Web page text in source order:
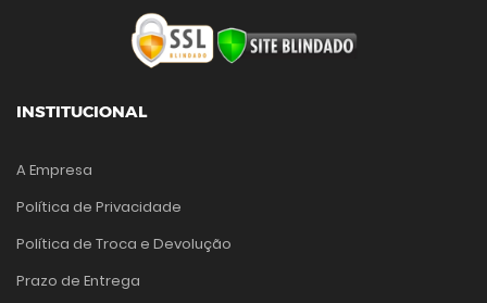
INSTITUCIONAL
A Empresa
Política de Privacidade
Política de Troca e Devolução
Prazo de Entrega